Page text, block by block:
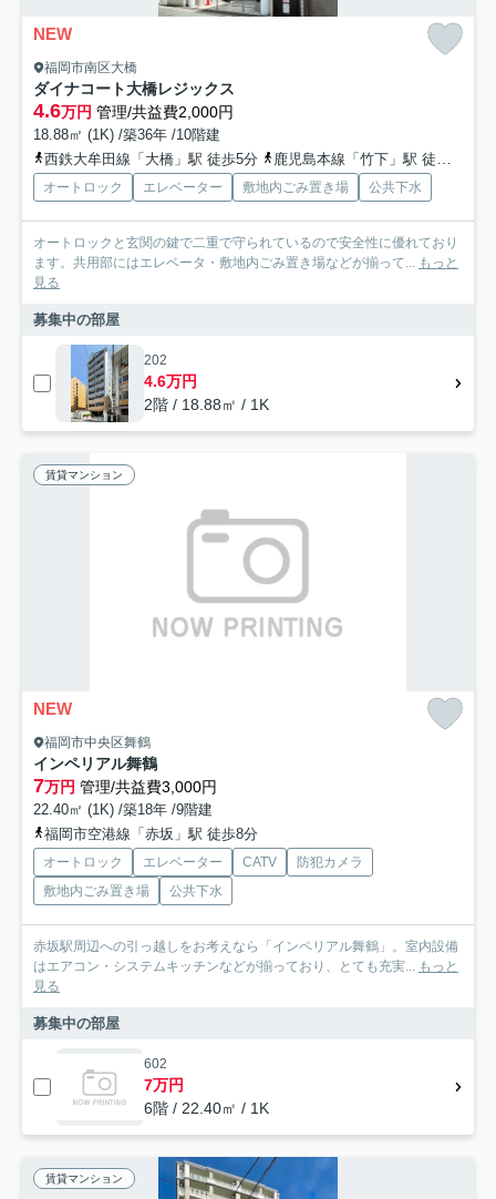
NEW
福岡市南区大橋
ダイナコート大橋レジックス
4.6万円 管理/共益費2,000円
18.88㎡ (1K) /築36年 /10階建
西鉄大牟田線「大橋」駅 徒歩5分
鹿児島本線「竹下」駅 徒歩18分
オートロック エレベーター 敷地内ごみ置き場 公共下水
オートロックと玄関の鍵で二重で守られているので安全性に優れており
ます。共用部にはエレベータ・敷地内ごみ置き場などが揃って... もっと
見る
募集中の部屋
202
4.6万円
2階 / 18.88㎡ / 1K
賃貸マンション
NEW
福岡市中央区舞鶴
インペリアル舞鶴
7万円 管理/共益費3,000円
22.40㎡ (1K) /築18年 /9階建
福岡市空港線「赤坂」駅 徒歩8分
オートロック エレベーター CATV
防犯カメラ
敷地内ごみ置き場
公共下水
赤坂駅周辺への引っ越しをお考えなら「インペリアル舞鶴」。室内設備
はエアコン・システムキッチンなどが揃っており、とても充実... もっと
見る
募集中の部屋
602
7万円
6階 / 22.40㎡ / 1K
賃貸マンション